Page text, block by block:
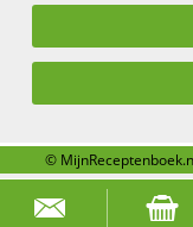
Zoek naar:
©